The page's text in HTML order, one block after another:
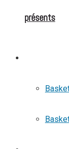
présents